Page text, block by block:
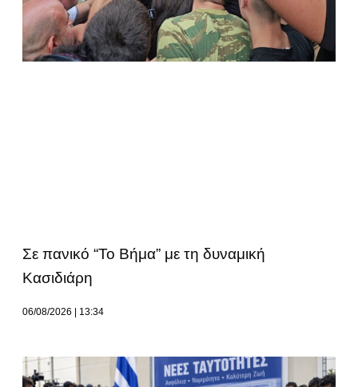
Σε πανικό “Το Βήμα” με τη δυναμική
Κασιδιάρη
06/08/2026 13:34